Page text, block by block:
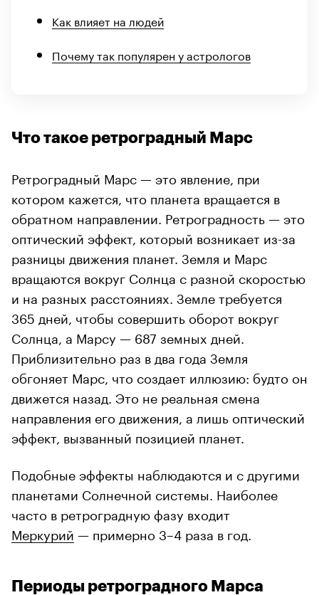
Как влияет на людей
Почему так популярен у астрологов
Что такое ретроградный Марс
Ретроградный Марс — это явление, при
котором кажется, что планета вращается в
обратном направлении. Ретроградность — это
оптический эффект, который возникает из-за
разницы движения планет. Земля и Марс
вращаются вокруг Солнца с разной скоростью
и на разных расстояниях. Земле требуется
365 дней, чтобы совершить оборот вокруг
Солнца, а Марсу — 687 земных дней.
Приблизительно раз в два года Земля
обгоняет Марс, что создает иллюзию: будто он
движется назад. Это не реальная смена
направления его движения, а лишь оптический
эффект, вызванный позицией планет.
Подобные эффекты наблюдаются и с другими
планетами Солнечной системы. Наиболее
часто в ретроградную фазу входит
Меркурий — примерно 3–4 раза в год.
Периоды ретроградного Марса